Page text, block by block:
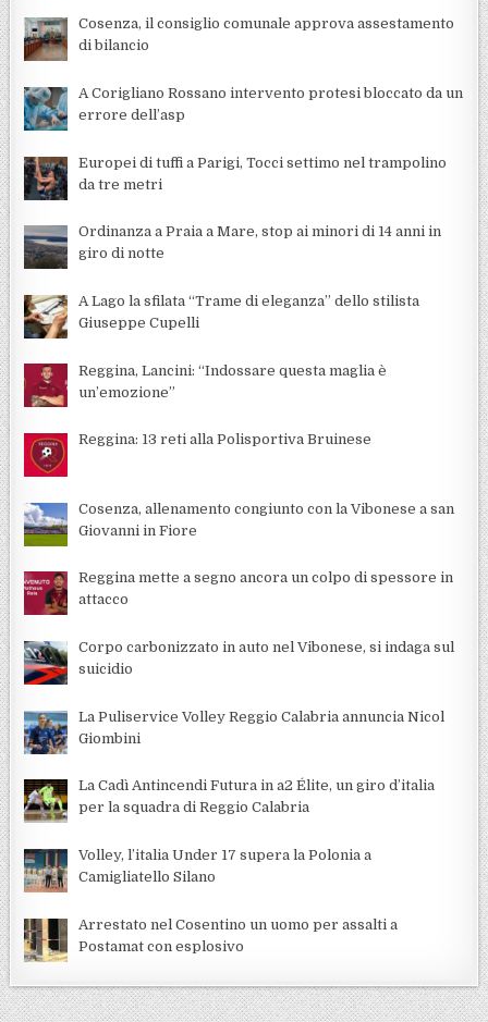
Cosenza, il consiglio comunale approva assestamento
di bilancio
A Corigliano Rossano intervento protesi bloccato da un
errore dell’asp
Europei di tuffi a Parigi, Tocci settimo nel trampolino
da tre metri
Ordinanza a Praia a Mare, stop ai minori di 14 anni in
giro di notte
A Lago la sfilata “Trame di eleganza” dello stilista
Giuseppe Cupelli
Reggina, Lancini: “Indossare questa maglia è
un’emozione”
Reggina: 13 reti alla Polisportiva Bruinese
Cosenza, allenamento congiunto con la Vibonese a san
Giovanni in Fiore
Reggina mette a segno ancora un colpo di spessore in
attacco
Corpo carbonizzato in auto nel Vibonese, si indaga sul
suicidio
La Puliservice Volley Reggio Calabria annuncia Nicol
Giombini
La Cadì Antincendi Futura in a2 Élite, un giro d’italia
per la squadra di Reggio Calabria
Volley, l’italia Under 17 supera la Polonia a
Camigliatello Silano
Arrestato nel Cosentino un uomo per assalti a
Postamat con esplosivo